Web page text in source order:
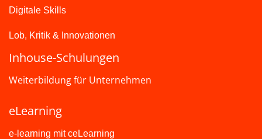
Digitale Skills
Lob, Kritik & Innovationen
Inhouse-Schulungen
Weiterbildung für Unternehmen
eLearning
e-learning mit ceLearning